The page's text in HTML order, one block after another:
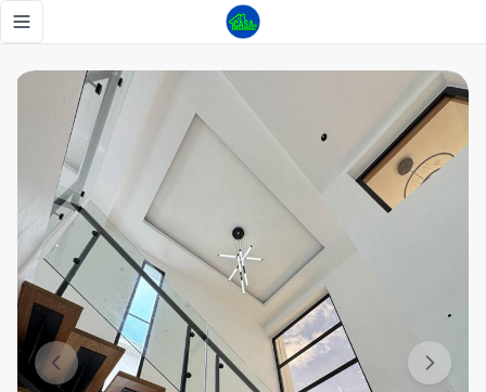
Toggle navigation menu
Hermosa casa a la venta en proyecto cerrado, Santiago - Tu